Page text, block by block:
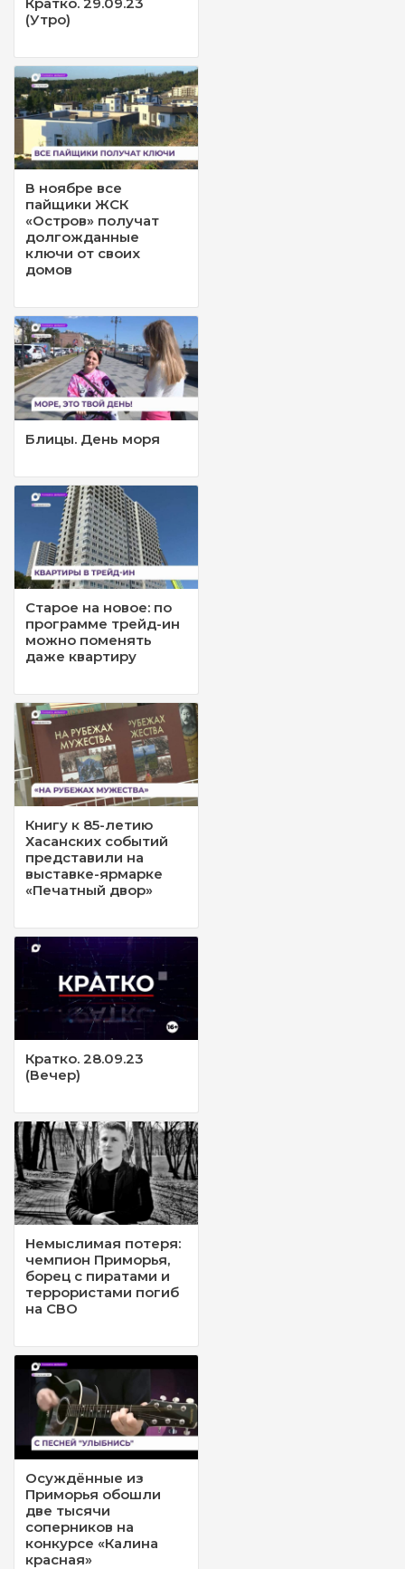
(Утро)
В ноябре все
пайщики ЖСК
«Остров» получат
долгожданные
ключи от своих
домов
Блицы. День моря
Старое на новое: по
программе трейд-ин
можно поменять
даже квартиру
Книгу к 85-летию
Хасанских событий
представили на
выставке-ярмарке
«Печатный двор»
Кратко. 28.09.23
(Вечер)
Немыслимая потеря:
чемпион Приморья,
борец с пиратами и
террористами погиб
на СВО
Осуждённые из
Приморья обошли
две тысячи
соперников на
конкурсе «Калина
красная»